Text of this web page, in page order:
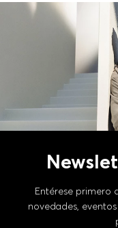
Entérese primero
novedades,